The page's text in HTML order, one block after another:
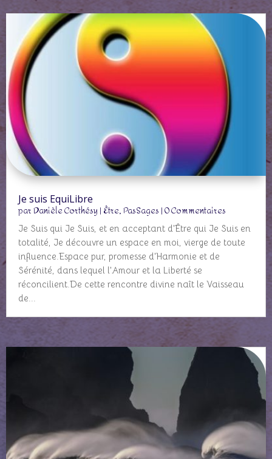
Je suis EquiLibre
parDanièle Corthésy|Être,PasSages| 0 Commentaires
Je Suis qui Je Suis, et en acceptant d'Être qui Je Suis en
totalité, Je découvre un espace en moi, vierge de toute
influence.Espace pur, promesse d'Harmonie et de
Sérénité, dans lequel l'Amour et la Liberté se
réconcilient.De cette rencontre divine naît le Vaisseau
de...